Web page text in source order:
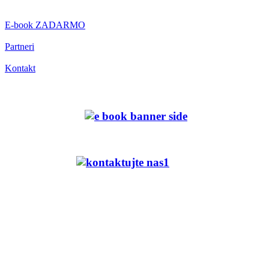
E-book ZADARMO
Partneri
Kontakt